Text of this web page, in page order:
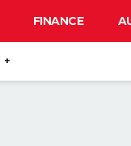
FINANCE
+